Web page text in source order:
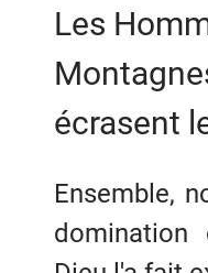
Les
écrasent
Ensemble,